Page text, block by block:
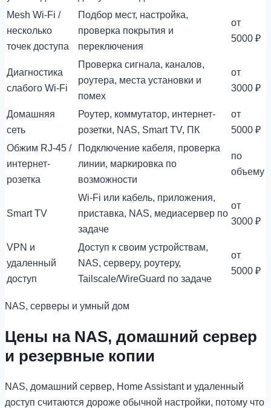
Mesh Wi-Fi /
несколько
точек доступа
Подбор мест, настройка,
проверка покрытия и
переключения
от
5000 ₽
Диагностика
слабого Wi-Fi
Проверка сигнала, каналов,
роутера, места установки и
помех
от
3000 ₽
Домашняя
сеть
Роутер, коммутатор, интернет-
розетки, NAS, Smart TV, ПК
от
5000 ₽
Обжим RJ-45 /
интернет-
розетка
Подключение кабеля, проверка
линии, маркировка по
возможности
по
объему
Smart TV
Wi-Fi или кабель, приложения,
приставка, NAS, медиасервер по
задаче
от
3000 ₽
VPN и
удаленный
доступ
Доступ к своим устройствам,
NAS, серверу, роутеру,
Tailscale/WireGuard по задаче
от
5000 ₽
NAS, серверы и умный дом
Цены на NAS, домашний сервер
и резервные копии
NAS, домашний сервер, Home Assistant и удаленный
доступ считаются дороже обычной настройки, потому что